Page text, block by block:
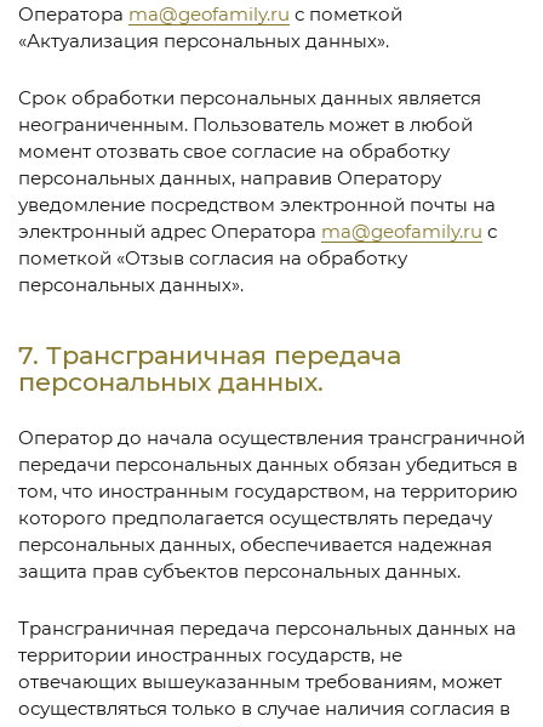
Оператора ma@geofamily.ru с пометкой
«Актуализация персональных данных».
Срок обработки персональных данных является
неограниченным. Пользователь может в любой
момент отозвать свое согласие на обработку
персональных данных, направив Оператору
уведомление посредством электронной почты на
электронный адрес Оператора ma@geofamily.ru с
пометкой «Отзыв согласия на обработку
персональных данных».
7. Трансграничная передача
персональных данных.
Оператор до начала осуществления трансграничной
передачи персональных данных обязан убедиться в
том, что иностранным государством, на территорию
которого предполагается осуществлять передачу
персональных данных, обеспечивается надежная
защита прав субъектов персональных данных.
Трансграничная передача персональных данных на
территории иностранных государств, не
отвечающих вышеуказанным требованиям, может
осуществляться только в случае наличия согласия в